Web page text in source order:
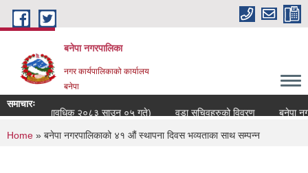
Skip to main content
बनेपा नगरपालिका
नगर कार्यपालिकाको कार्यालय
बनेपा
समाचारः
विवरण (अद्यावधिक २०८३ साउन ०५ गते)
वडा सचिवहरुको विवरण बनेपा
You are here
Home » बनेपा नगरपालिकाको ४१ औं स्थापना दिवस भव्यताका साथ सम्पन्न